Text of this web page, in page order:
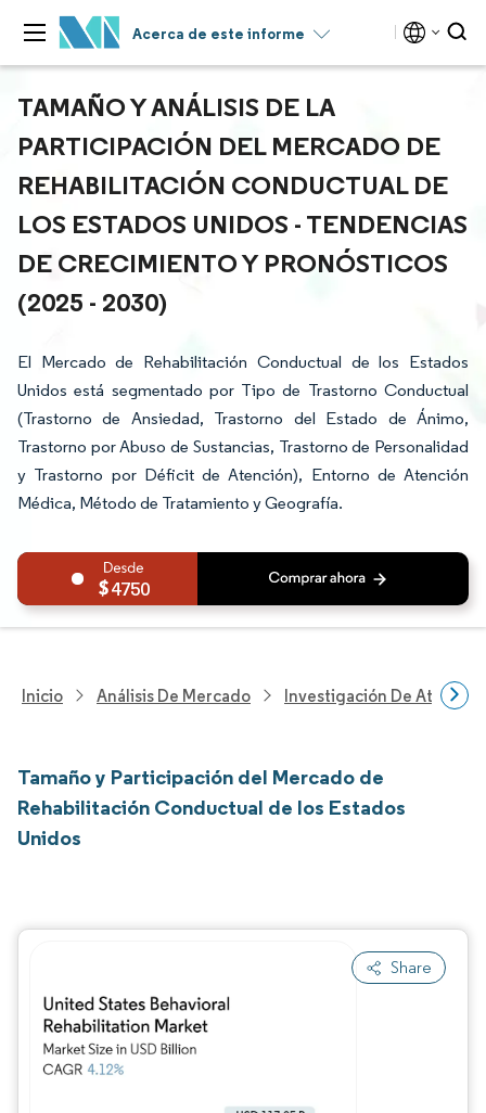
Acerca de este informe
TAMAÑO Y ANÁLISIS DE LA
PARTICIPACIÓN DEL MERCADO DE
REHABILITACIÓN CONDUCTUAL DE
LOS ESTADOS UNIDOS - TENDENCIAS
DE CRECIMIENTO Y PRONÓSTICOS
(2025 - 2030)
El Mercado de Rehabilitación Conductual de los Estados
Unidos está segmentado por Tipo de Trastorno Conductual
(Trastorno de Ansiedad, Trastorno del Estado de Ánimo,
Trastorno por Abuso de Sustancias, Trastorno de Personalidad
y Trastorno por Déficit de Atención), Entorno de Atención
Médica, Método de Tratamiento y Geografía.
4750
Inicio Análisis De Mercado Investigación De
Tamaño y Participación del Mercado de
Rehabilitación Conductual de los Estados
Unidos
Share